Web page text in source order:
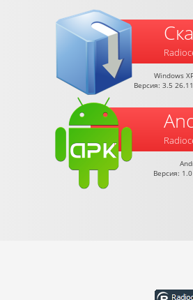
Windows
Версия: 3.5
Версия: